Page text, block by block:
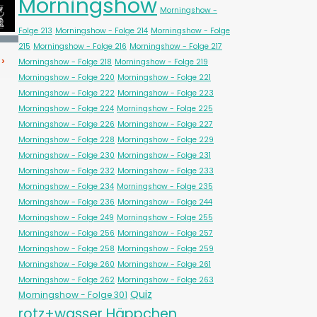
Morningshow -
Folge 213 Morningshow - Folge 214 Morningshow - Folge
215 Morningshow - Folge 216 Morningshow - Folge 217
Morningshow - Folge 218 Morningshow - Folge 219
Morningshow - Folge 220 Morningshow - Folge 221
Morningshow - Folge 222 Morningshow - Folge 223
Morningshow - Folge 224 Morningshow - Folge 225
Morningshow - Folge 226 Morningshow - Folge 227
Morningshow - Folge 228 Morningshow - Folge 229
Morningshow - Folge 230 Morningshow - Folge 231
Morningshow - Folge 232 Morningshow - Folge 233
Morningshow - Folge 234 Morningshow - Folge 235
Morningshow - Folge 236 Morningshow - Folge 244
Morningshow - Folge 249 Morningshow - Folge 255
Morningshow - Folge 256 Morningshow - Folge 257
Morningshow - Folge 258 Morningshow - Folge 259
Morningshow - Folge 260 Morningshow - Folge 261
Morningshow - Folge 262 Morningshow - Folge 263
Morningshow - Folge 301 Quiz